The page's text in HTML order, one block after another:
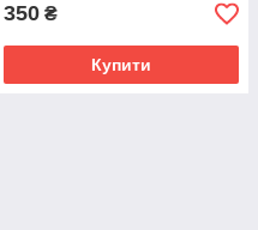
350 ₴
Купити